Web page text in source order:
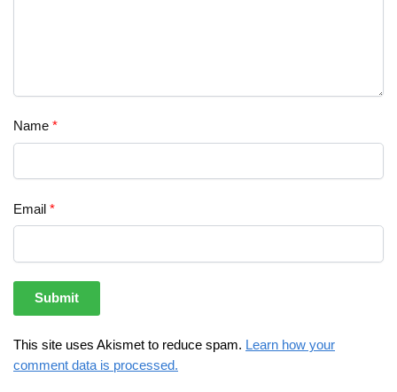
Name *
Email *
This site uses Akismet to reduce spam. Learn how your
comment data is processed.